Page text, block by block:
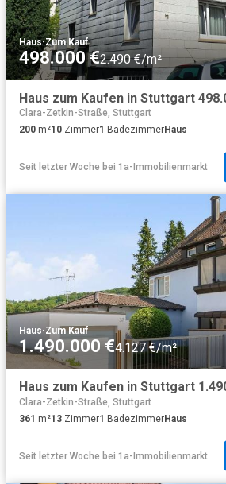
Haus·Zum Kauf
498.000 €2.490 €/m²
Clara-Zetkin-Straße, Stuttgart
200 m²10 Zimmer1 BadezimmerHaus
Seit letzter Woche bei 1a-Immobilienmarkt
Haus·Zum Kauf
1.490.000 €4.127 €/m²
Clara-Zetkin-Straße, Stuttgart
361 m²13 Zimmer1 BadezimmerHaus
Seit letzter Woche bei 1a-Immobilienmarkt